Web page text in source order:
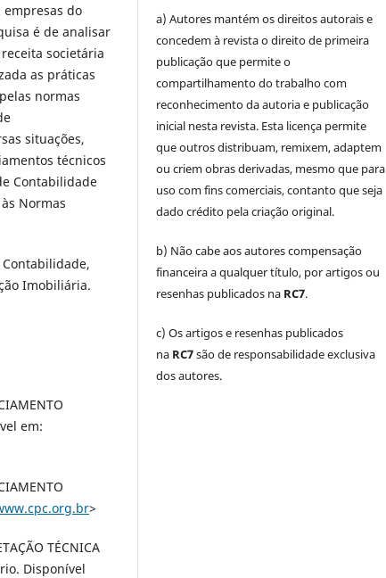
do
é de analisar
societária
as práticas
normas
situações,
técnicos
Contabilidade
Normas
Imobiliária.
em:
>
TÉCNICA
Disponível
a) Autores mantém os direitos autorais e
concedem à revista o direito de primeira
publicação que permite o
compartilhamento do trabalho com
reconhecimento da autoria e publicação
inicial nesta revista. Esta licença permite
que outros distribuam, remixem, adaptem
ou criem obras derivadas, mesmo que para
uso com fins comerciais, contanto que seja
dado crédito pela criação original.
b) Não cabe aos autores compensação
financeira a qualquer título, por artigos ou
resenhas publicados na RC7.
c) Os artigos e resenhas publicados
na RC7são de responsabilidade exclusiva
dos autores.